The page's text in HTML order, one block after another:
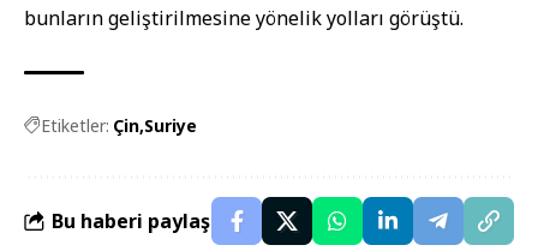
bunların geliştirilmesine yönelik yolları görüştü.
Etiketler: Çin Suriye
Bu haberi paylaş